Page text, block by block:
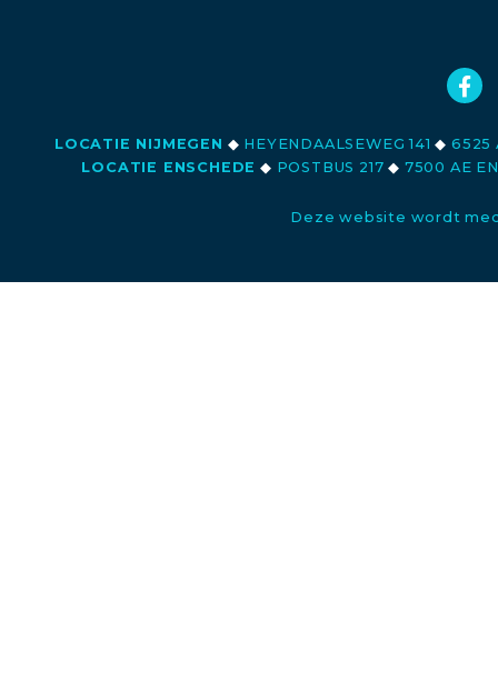
LOCATIE NIJMEGEN ◆ HEYENDAALSEWEG 141◆ 6525
LOCATIE ENSCHEDE ◆ POSTBUS 217◆ 7500 AE
Deze website wordt